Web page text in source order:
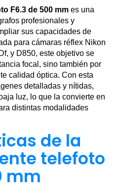
F6.3 de 500 mm es una
profesionales y
sus capacidades de
para cámaras réflex Nikon
y D850, este objetivo se
focal, sino también por
calidad óptica. Con esta
detalladas y nítidas,
luz, lo que la convierte en
distintas modalidades
de la
telefoto
mm